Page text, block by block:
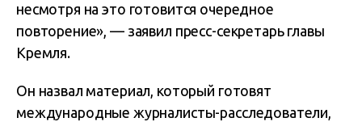
несмотря на это готовится очередное
повторение», — заявил пресс-секретарь главы
Кремля.
Он назвал материал, который готовят
международные журналисты-расследователи,